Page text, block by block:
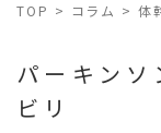
TOP > コラム >体
パーキン
ビリ